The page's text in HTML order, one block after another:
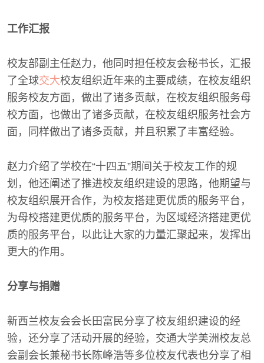
工作汇报
校友部副主任赵力，他同时担任校友会秘书长，汇报
了全球交大校友组织近年来的主要成绩，在校友组织
服务校友方面，做出了诸多贡献，在校友组织服务母
校方面，也做出了诸多贡献，在校友组织服务社会方
面，同样做出了诸多贡献，并且积累了丰富经验。
赵力介绍了学校在“十四五”期间关于校友工作的规
划，他还阐述了推进校友组织建设的思路，他期望与
校友组织展开合作，为校友搭建更优质的服务平台，
为母校搭建更优质的服务平台，为区域经济搭建更优
质的服务平台，以此让大家的力量汇聚起来，发挥出
更大的作用。
分享与捐赠
新西兰校友会会长田富民分享了校友组织建设的经
验，还分享了活动开展的经验，交通大学美洲校友总
会副会长兼秘书长陈峰浩等多位校友代表也分享了相